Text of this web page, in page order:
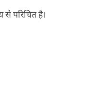
से परिचित है।